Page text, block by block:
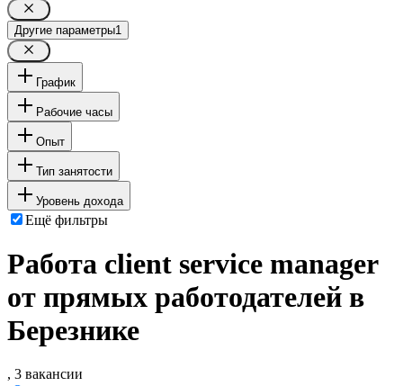
Другие параметры1
График
Рабочие часы
Опыт
Тип занятости
Уровень дохода
Ещё фильтры
Работа client service manager
от прямых работодателей в
Березнике
, 3 вакансии